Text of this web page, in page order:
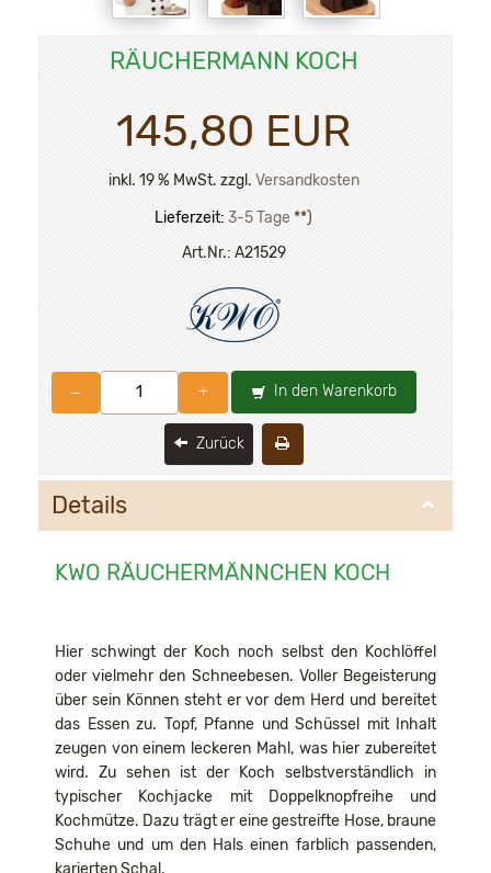
RÄUCHERMANN KOCH
145,80 EUR
inkl. 19 % MwSt. zzgl. Versandkosten
Lieferzeit: 3-5 Tage **)
Art.Nr.: A21529
– + In den Warenkorb
Zurück
Details
KWO RÄUCHERMÄNNCHEN KOCH
Hier schwingt der Koch noch selbst den Kochlöffel
oder vielmehr den Schneebesen. Voller Begeisterung
über sein Können steht er vor dem Herd und bereitet
das Essen zu. Topf, Pfanne und Schüssel mit Inhalt
zeugen von einem leckeren Mahl, was hier zubereitet
wird. Zu sehen ist der Koch selbstverständlich in
typischer Kochjacke mit Doppelknopfreihe und
Kochmütze. Dazu trägt er eine gestreifte Hose, braune
Schuhe und um den Hals einen farblich passenden,
karierten Schal.